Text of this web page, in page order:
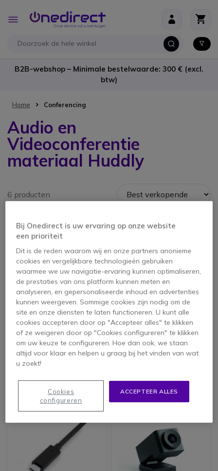
Toggle
Nav
B2B-webshop – Minimale bestelwaarde: 300 € (excl.
btw)
Home Conferencing
Audio en
Videoconferentie
materiaal Huddly
6 producten
Huddly
Montagebeugel
Huddly USB-C naar
USB-A kabel 2m
49,95 € ex. BTW
Bij Onedirect is uw ervaring op onze website
een prioriteit
Dit is de reden waarom wij en onze partners anonieme
cookies en vergelijkbare technologieën gebruiken
waarmee we uw navigatie-ervaring kunnen optimaliseren,
de prestaties van ons platform kunnen meten en
analyseren, en gepersonaliseerde inhoud en advertenties
kunnen weergeven. Sommige cookies zijn nodig om de
site en onze diensten te laten functioneren. U kunt alle
cookies accepteren door op "Accepteer alles" te klikken
of ze weigeren door op "Cookies configureren" te klikken
om uw keuze te configureren. Hoe dan ook, we staan
altijd voor klaar en helpen u graag bij het vinden van wat
u zoekt!
ACCEPTEER ALLES
Cookies
configureren